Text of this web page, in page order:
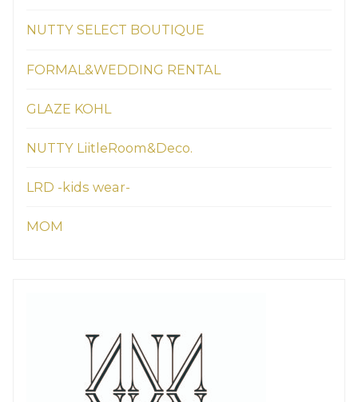
NUTTY SELECT BOUTIQUE
FORMAL&WEDDING RENTAL
GLAZE KOHL
NUTTY LiitleRoom&Deco.
LRD -kids wear-
MOM